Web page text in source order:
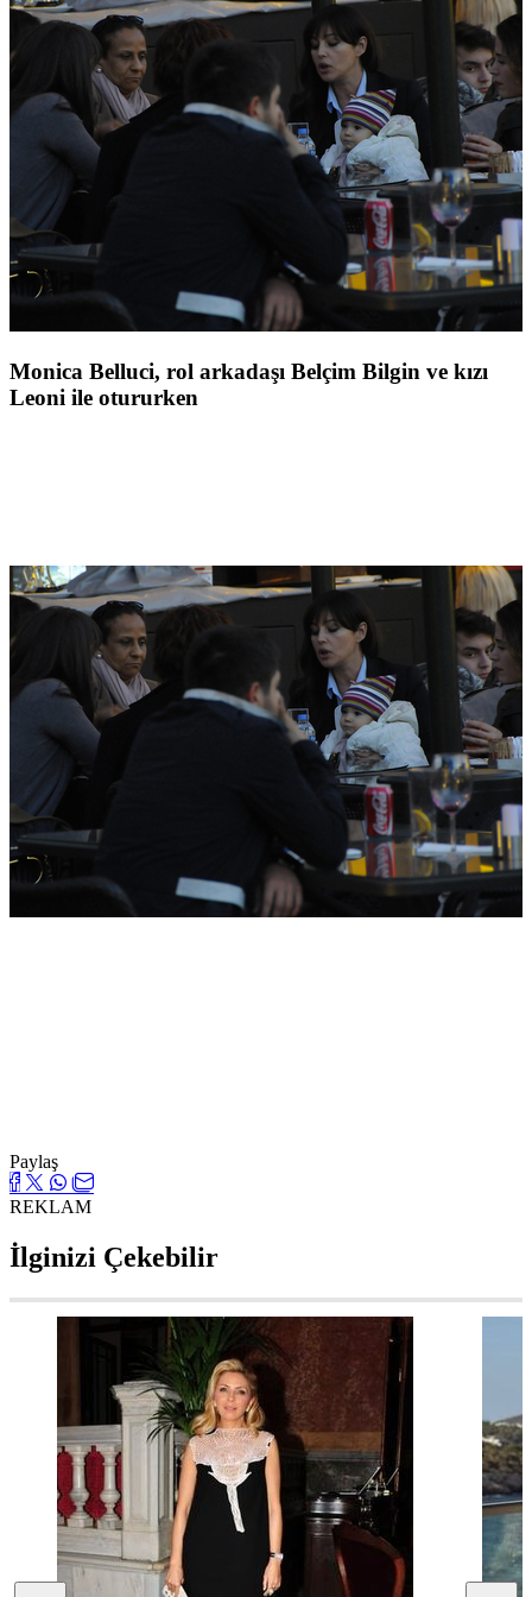
Monica Belluci, rol arkadaşı Belçim Bilgin ve kızı
Leoni ile otururken
Paylaş
REKLAM
İlginizi Çekebilir